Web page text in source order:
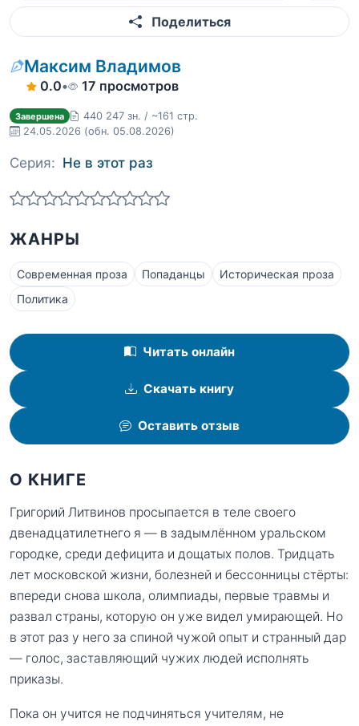
Поделиться
Максим Владимов
0.0• 17 просмотров
Завершена
440 247 зн. / ~161 стр.
24.05.2026 (обн. 05.08.2026)
Серия: Не в этот раз
ЖАНРЫ
Современная проза Попаданцы
Историческая проза
Политика
Читать онлайн
Скачать книгу
Оставить отзыв
О КНИГЕ
Григорий Литвинов просыпается в теле своего
двенадцатилетнего я — в задымлённом уральском
городке, среди дефицита и дощатых полов. Тридцать
лет московской жизни, болезней и бессонницы стёрты:
впереди снова школа, олимпиады, первые травмы и
развал страны, которую он уже видел умирающей. Но
в этот раз у него за спиной чужой опыт и странный дар
— голос, заставляющий чужих людей исполнять
приказы.
Пока он учится не подчиняться учителям, не